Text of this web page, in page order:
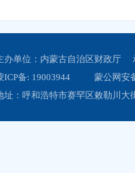
办单位：内蒙古自治区财政厅
ICP备: 19003944
蒙公网安
址：呼和浩特市赛罕区敕勒川